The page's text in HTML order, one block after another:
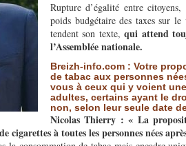
Rupture d’égalité entre
poids budgétaire des taxes sur
tendent son texte,qui attend
l’Assemblée nationale.
Breizh-info.com : Votre
de tabac aux personnes
vous à ceux qui y voient
adultes, certains ayant le
non, selon leur seule date
Nicolas Thierry : « La
à toutes les personnes nées